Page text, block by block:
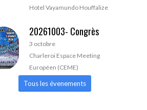
Hotel Vayamundo Houffalize
20261003- Congrès
3 octobre
Charleroi Espace Meeting
Européen (CEME)
Tous les évenements